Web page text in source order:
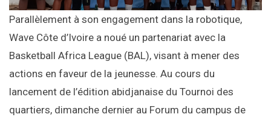
Parallèlement à son engagement dans la robotique,
Wave Côte d’Ivoire a noué un partenariat avec la
Basketball Africa League (BAL), visant à mener des
actions en faveur de la jeunesse. Au cours du
lancement de l’édition abidjanaise du Tournoi des
quartiers, dimanche dernier au Forum du campus de